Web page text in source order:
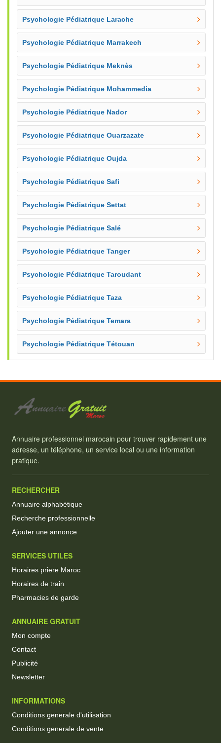
Psychologie Pédiatrique Larache
Psychologie Pédiatrique Marrakech
Psychologie Pédiatrique Meknès
Psychologie Pédiatrique Mohammedia
Psychologie Pédiatrique Nador
Psychologie Pédiatrique Ouarzazate
Psychologie Pédiatrique Oujda
Psychologie Pédiatrique Safi
Psychologie Pédiatrique Settat
Psychologie Pédiatrique Salé
Psychologie Pédiatrique Tanger
Psychologie Pédiatrique Taroudant
Psychologie Pédiatrique Taza
Psychologie Pédiatrique Temara
Psychologie Pédiatrique Tétouan
Annuaire professionnel marocain pour trouver rapidement une
adresse, un téléphone, un service local ou une information
pratique.
RECHERCHER
Annuaire alphabétique
Recherche professionnelle
Ajouter une annonce
SERVICES UTILES
Horaires priere Maroc
Horaires de train
Pharmacies de garde
ANNUAIRE GRATUIT
Mon compte
Contact
Publicité
Newsletter
INFORMATIONS
Conditions generale d'utilisation
Conditions generale de vente